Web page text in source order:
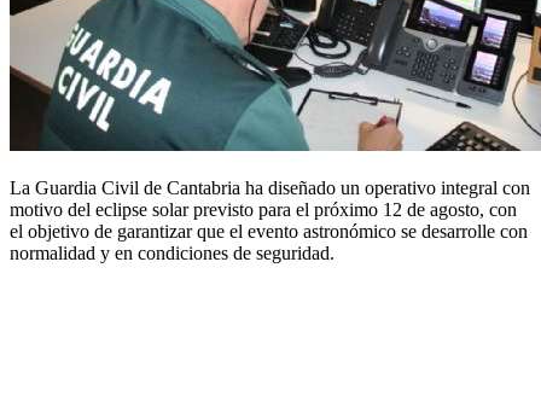
La Guardia Civil de Cantabria ha diseñado un operativo integral con
motivo del eclipse solar previsto para el próximo 12 de agosto, con
el objetivo de garantizar que el evento astronómico se desarrolle con
normalidad y en condiciones de seguridad.